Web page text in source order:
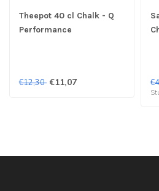
Theepot 40 cl Chalk - Q
Performance
€12,30 €11,07